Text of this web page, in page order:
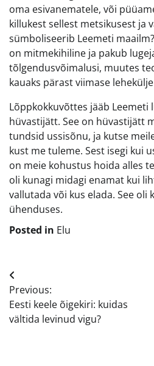
oma esivanematele, või
killukest sellest metsikusest ja
sümboliseerib Leemeti
on mitmekihiline ja pakub
tõlgendusvõimalusi, muutes
kauaks pärast viimase
Lõppkokkuvõttes jääb Leemeti
hüvastijätt. See on hüvastijätt
tundsid ussisõnu, ja kutse
kust me tuleme. Sest isegi kui
on meie kohustus hoida alles
oli kunagi midagi enamat kui
vallutada või kus elada. See oli
ühenduses.
Posted in Elu
Navigeerimine
Previous:
Eesti keele õigekiri: kuidas
vältida levinud vigu?